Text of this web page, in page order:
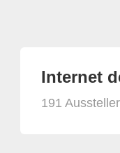
Internet
191 Aussteller